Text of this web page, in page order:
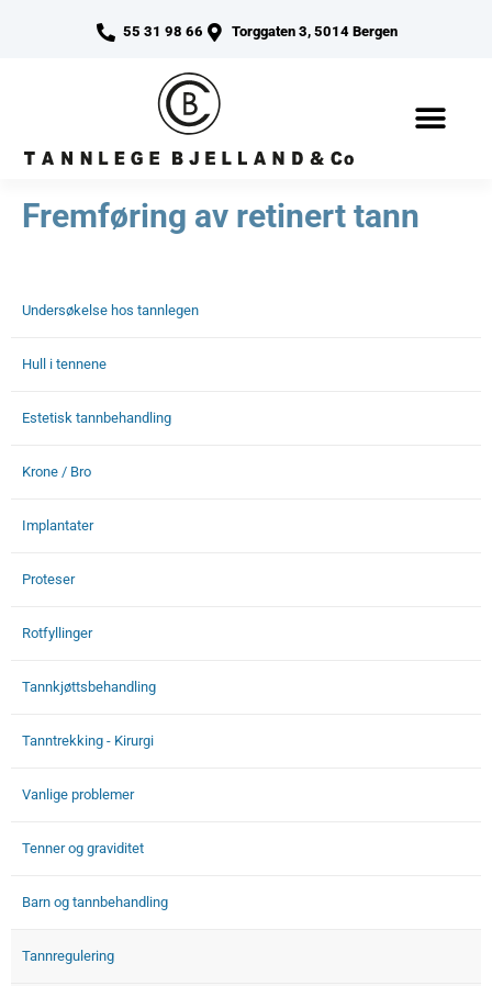
55 31 98 66 Torggaten 3, 5014 Bergen
Fremføring av retinert tann
Undersøkelse hos tannlegen
Hull i tennene
Estetisk tannbehandling
Krone / Bro
Implantater
Proteser
Rotfyllinger
Tannkjøttsbehandling
Tanntrekking - Kirurgi
Vanlige problemer
Tenner og graviditet
Barn og tannbehandling
Tannregulering